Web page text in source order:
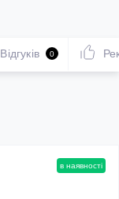
Відгуків 0
в наявності